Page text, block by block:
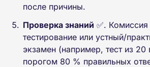
после причины.
Проверка знаний ✅.
тестирование или устный/
экзамен (например, тест из 20
порогом 80 % правильных